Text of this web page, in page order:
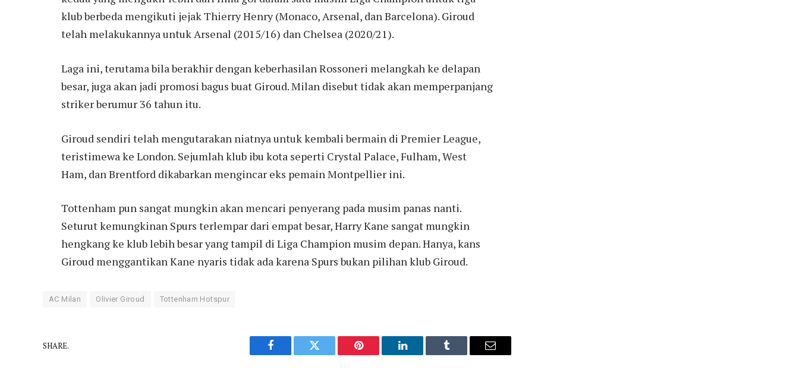
klub berbeda mengikuti jejak Thierry Henry (Monaco, Arsenal, dan Barcelona). Giroud
telah melakukannya untuk Arsenal (2015/16) dan Chelsea (2020/21).
Laga ini, terutama bila berakhir dengan keberhasilan Rossoneri melangkah ke delapan
besar, juga akan jadi promosi bagus buat Giroud. Milan disebut tidak akan memperpanjang
striker berumur 36 tahun itu.
Giroud sendiri telah mengutarakan niatnya untuk kembali bermain di Premier League,
teristimewa ke London. Sejumlah klub ibu kota seperti Crystal Palace, Fulham, West
Ham, dan Brentford dikabarkan mengincar eks pemain Montpellier ini.
Tottenham pun sangat mungkin akan mencari penyerang pada musim panas nanti.
Seturut kemungkinan Spurs terlempar dari empat besar, Harry Kane sangat mungkin
hengkang ke klub lebih besar yang tampil di Liga Champion musim depan. Hanya, kans
Giroud menggantikan Kane nyaris tidak ada karena Spurs bukan pilihan klub Giroud.
AC Milan Olivier Giroud Tottenham Hotspur
SHARE.
Facebook Twitter Pinterest LinkedIn Tumblr Email